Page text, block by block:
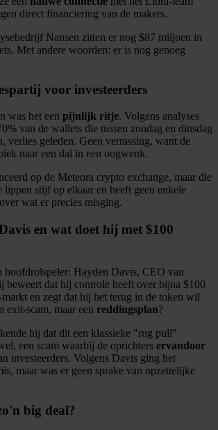
direct financiering van de makers.
Nansen zitten er nog $87 miljoen in
Met andere woorden: er is nog genoeg
voor investeerders
was het een pijnlijk ritje. Volgens analyses
van de wallets die tussen zondag en dinsdag
verlies geleden. Geen verrassing, want de
naar een dal in een oogwenk.
op de Meteora crypto exchange, maar die
lippen stijf op elkaar en heeft geen enkele
wat er precies misging.
en wat doet hij met $100
hoofdrolspeler: Hayden Davis, CEO van
beweert dat hij controle heeft over bijna $100
en zegt dat hij het terug in de token wil
exit-scam, maar een reddingsplan?
hij dat dit een klassieke "rug pull"
een scam waarbij de oprichters ervandoor
investeerders. Volgens Davis ging het
maar was er geen sprake van opzettelijke
big deal?